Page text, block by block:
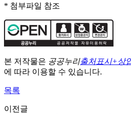
* 첨부파일 참조
본 저작물은 공공누리출처표시+상
에 따라 이용할 수 있습니다.
목록
이전글